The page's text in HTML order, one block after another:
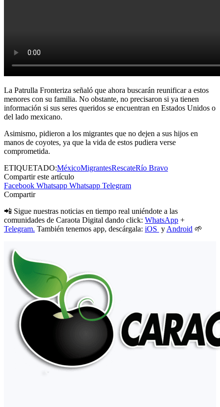
La Patrulla Fronteriza señaló que ahora buscarán reunificar a estos
menores con su familia. No obstante, no precisaron si ya tienen
información si sus seres queridos se encuentran en Estados Unidos o
del lado mexicano.
Asimismo, pidieron a los migrantes que no dejen a sus hijos en
manos de coyotes, ya que la vida de estos pudiera verse
comprometida.
ETIQUETADO:MéxicoMigrantesRescateRío Bravo
Compartir este artículo
Facebook Whatsapp Whatsapp Telegram
Compartir
📲 Sigue nuestras noticias en tiempo real uniéndote a las
comunidades de Caraota Digital dando click: WhatsApp +
Telegram. También tenemos app, descárgala: iOS y Android 🌱